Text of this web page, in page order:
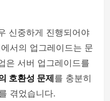
신중하게 진행되어야
서의 업그레이드는 문
은 서버 업그레이드를
호환성 문제 를 충분히
겪었습니다.